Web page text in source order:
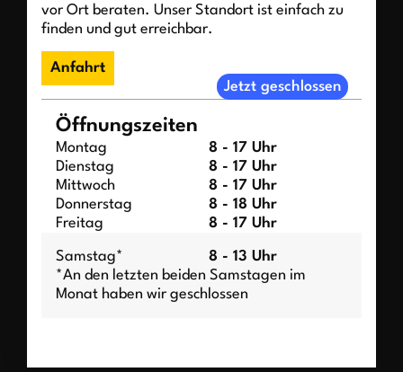
vor Ort beraten. Unser Standort ist einfach zu
finden und gut erreichbar.
Anfahrt
Jetzt geschlossen
Öffnungszeiten
Montag
8 - 17 Uhr
Dienstag
8 - 17 Uhr
Mittwoch
8 - 17 Uhr
Donnerstag
8 - 18 Uhr
Freitag
8 - 17 Uhr
Samstag*
8 - 13 Uhr
*An den letzten beiden Samstagen im
Monat haben wir geschlossen